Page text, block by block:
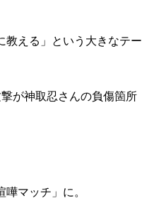
教える」という大きなテー
が神取忍さんの負傷箇所
マッチ」に。